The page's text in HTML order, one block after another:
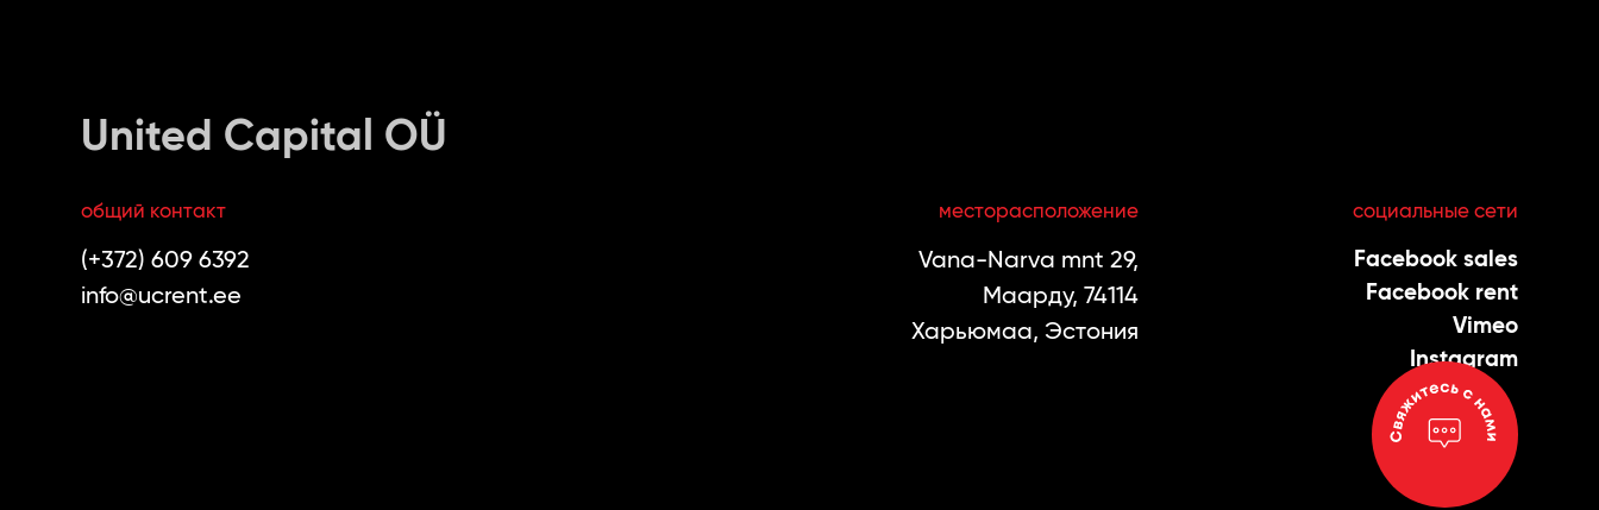
United Capital OÜ
общий контакт
(+372) 609 6392
info@ucrent.ee
месторасположение
Vana-Narva mnt 29,
Маарду, 74114
Харьюмаа, Эстония
социальные сети
Facebook sales
Facebook rent
Vimeo
Instagram